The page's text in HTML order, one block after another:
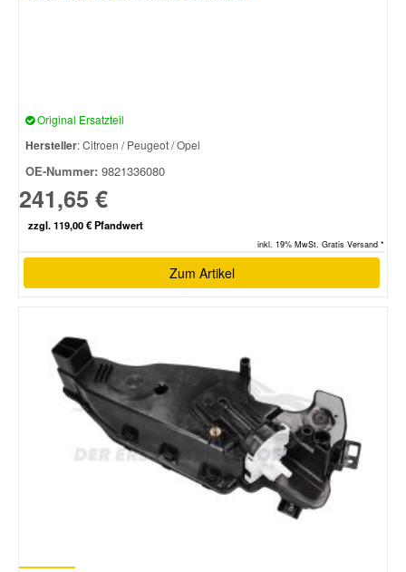
Original Ersatzteil
Hersteller: Citroen / Peugeot / Opel
OE-Nummer: 9821336080
241,65 €
zzgl. 119,00 € Pfandwert
inkl. 19% MwSt. Gratis Versand *
Zum Artikel